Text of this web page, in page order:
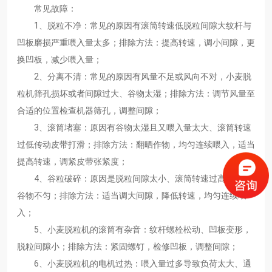
常见故障：
1、脱粒不净：常见的原因有滚筒转速低脱粒间隙大纹杆与
凹板磨损严重喂入量太多；排除方法：提高转速，调小间隙，更
换凹板，减少喂入量；
2、分离不清：常见的原因有风量不足或风向不对，小麦脱
粒机筛孔损坏或者间隙过大、谷物太湿；排除方法：调节风量至
合适的位置检查机器筛孔，调整间隙；
3、滚筒堵塞：原因有谷物太湿且又喂入量太大、滚筒转速
过低传动皮带打滑；排除方法：翻晒作物，均匀连续喂入，适当
提高转速，调紧皮带张紧度；
4、谷粒破碎：原因是脱粒间隙太小、滚筒转速过高、喂入
谷物不匀；排除方法：适当调大间隙，降低转速，均匀连续喂
入；
5、小麦脱粒机的滚筒有杂音：纹杆螺栓松动、凹板变形，
脱粒间隙小；排除方法：紧固螺钉，检修凹板，调整间隙；
6、小麦脱粒机的电机过热：喂入量过多导致负荷太大、通